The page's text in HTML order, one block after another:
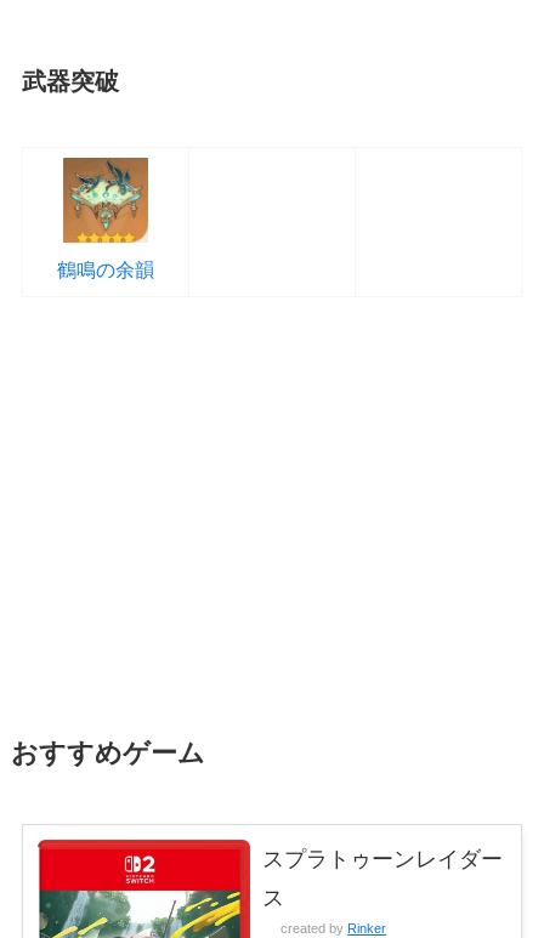
武器突破
鶴鳴の余韻
おすすめゲーム
スプラトゥーンレイダー
ス
created by Rinker